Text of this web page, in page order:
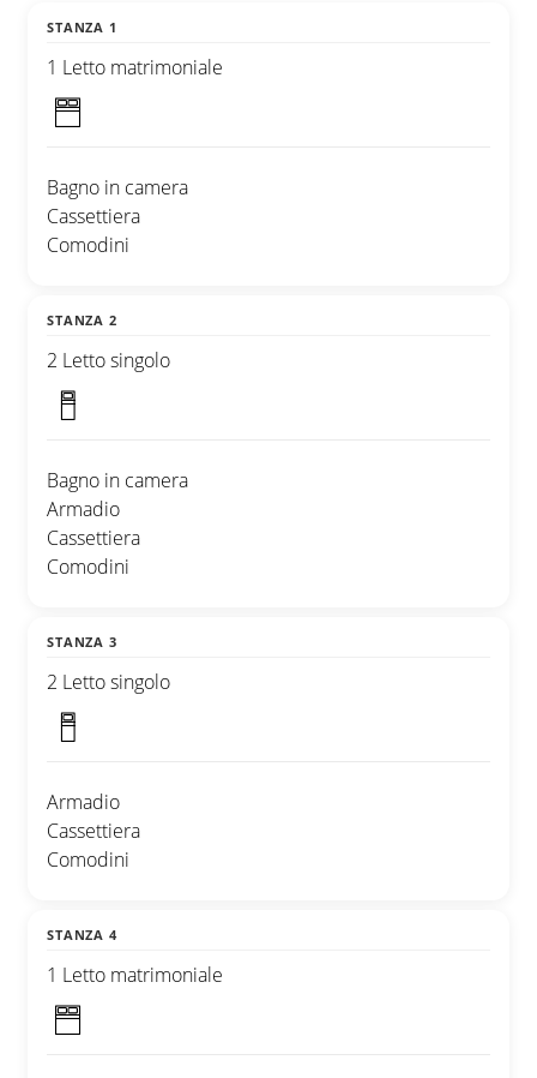
STANZA 1
1 Letto matrimoniale
Bagno in camera
Cassettiera
Comodini
STANZA 2
2 Letto singolo
Bagno in camera
Armadio
Cassettiera
Comodini
STANZA 3
2 Letto singolo
Armadio
Cassettiera
Comodini
STANZA 4
1 Letto matrimoniale